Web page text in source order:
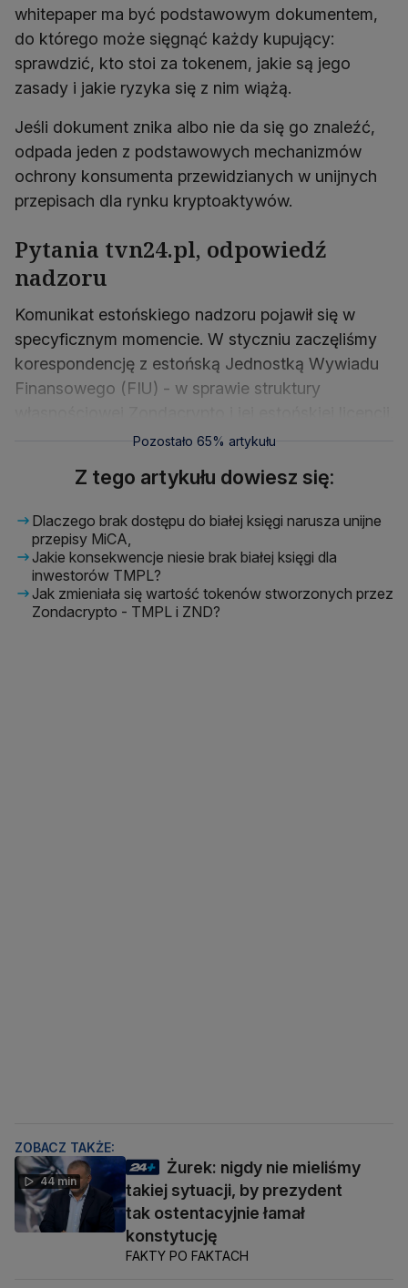
whitepaper ma być podstawowym dokumentem,
do którego może sięgnąć każdy kupujący:
sprawdzić, kto stoi za tokenem, jakie są jego
zasady i jakie ryzyka się z nim wiążą.
Jeśli dokument znika albo nie da się go znaleźć,
odpada jeden z podstawowych mechanizmów
ochrony konsumenta przewidzianych w unijnych
przepisach dla rynku kryptoaktywów.
Pytania tvn24.pl, odpowiedź
nadzoru
Komunikat estońskiego nadzoru pojawił się w
specyficznym momencie. W styczniu zaczęliśmy
korespondencję z estońską Jednostką Wywiadu
Finansowego (FIU) - w sprawie struktury
Pozostało 65% artykułu
Z tego artykułu dowiesz się:
Dlaczego brak dostępu do białej księgi narusza unijne
przepisy MiCA,
Jakie konsekwencje niesie brak białej księgi dla
inwestorów TMPL?
Jak zmieniała się wartość tokenów stworzonych przez
Zondacrypto - TMPL i ZND?
ZOBACZ TAKŻE:
44 min
Żurek: nigdy nie mieliśmy
takiej sytuacji, by prezydent
tak ostentacyjnie łamał
konstytucję
FAKTY PO FAKTACH